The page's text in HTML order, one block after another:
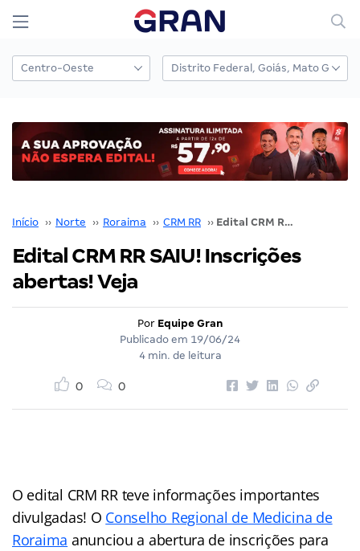
Início ›› Norte ›› Roraima ›› CRM RR ›› Edital CRM RR SAIU! Inscrições abertas! Veja
Edital CRM RR SAIU! Inscrições
abertas! Veja
Por Equipe Gran
Publicado em 19/06/24
4 min. de leitura
0 0
O edital CRM RR teve informações importantes
divulgadas! O Conselho Regional de Medicina de
Roraima anunciou a abertura de inscrições para